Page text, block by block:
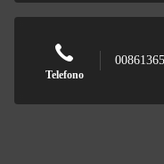
Telefono